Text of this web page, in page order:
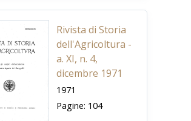
Rivista di Storia
dell'Agricoltura -
a. XI, n. 4,
dicembre 1971
1971
Pagine: 104